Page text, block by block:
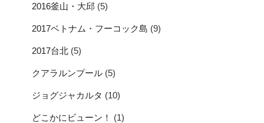
2016釜山・大邱 (5)
2017ベトナム・フーコック島 (9)
2017台北 (5)
クアラルンプール (5)
ジョグジャカルタ (10)
どこかにビューン！ (1)